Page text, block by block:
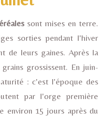
sont mises en terre.
sorties pendant l'hiver
de leurs gaines. Après la
grossissent. En juin-
: c'est l'époque des
par l'orge première
environ 15 jours après du